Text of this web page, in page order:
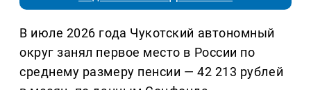
В июле 2026 года Чукотский автономный
округ занял первое место в России по
среднему размеру пенсии — 42 213 рублей